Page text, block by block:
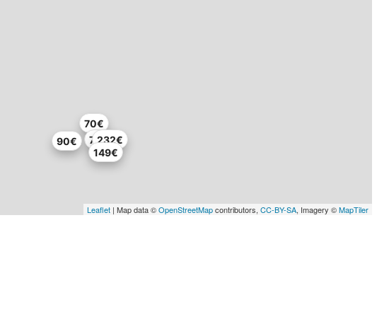
70€
70€
149€
232€
90€
Leaflet | Map data ©OpenStreetMapcontributors, CC-BY-SA, Imagery ©MapTiler